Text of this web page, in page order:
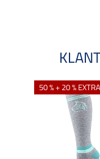
50 % + 20 % EXTRA